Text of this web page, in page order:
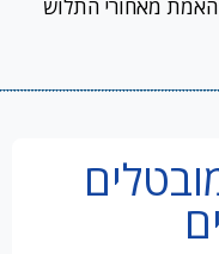
מאחורי התלוש